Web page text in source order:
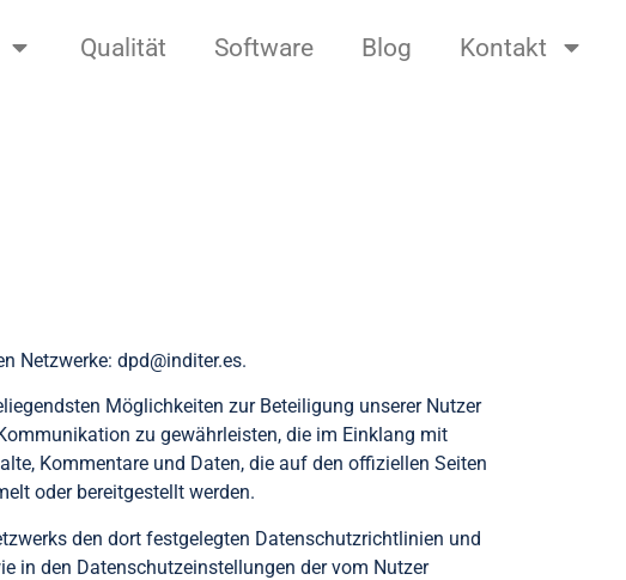
Qualität Software Blog Kontakt
Netzwerke: dpd@inditer.es.
Möglichkeiten zur Beteiligung unserer Nutzer
zu gewährleisten, die im Einklang mit
Kommentare und Daten, die auf den offiziellen Seiten
oder bereitgestellt werden.
den dort festgelegten Datenschutzrichtlinien und
in den Datenschutzeinstellungen der vom Nutzer